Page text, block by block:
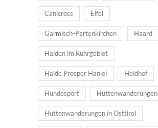
Canicross Eifel
Garmisch-Partenkirchen Haard
Halden im Ruhrgebiet
Halde Prosper Haniel Heidhof
Hundesport Hüttenwanderungen
Hüttenwanderungen in Osttirol